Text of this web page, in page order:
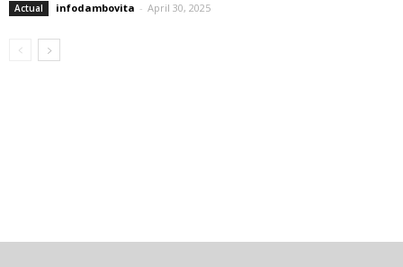
Actual infodambovita - April 30, 2025